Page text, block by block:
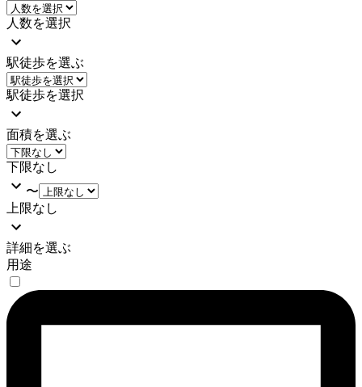
人数を選択
駅徒歩を選ぶ
駅徒歩を選択
面積を選ぶ
下限なし
〜
上限なし
詳細を選ぶ
用途